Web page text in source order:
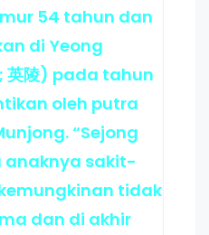
54 tahun dan
di Yeong
英陵) pada tahun
oleh putra
“Sejong
anaknya sakit-
tidak
dan di akhir